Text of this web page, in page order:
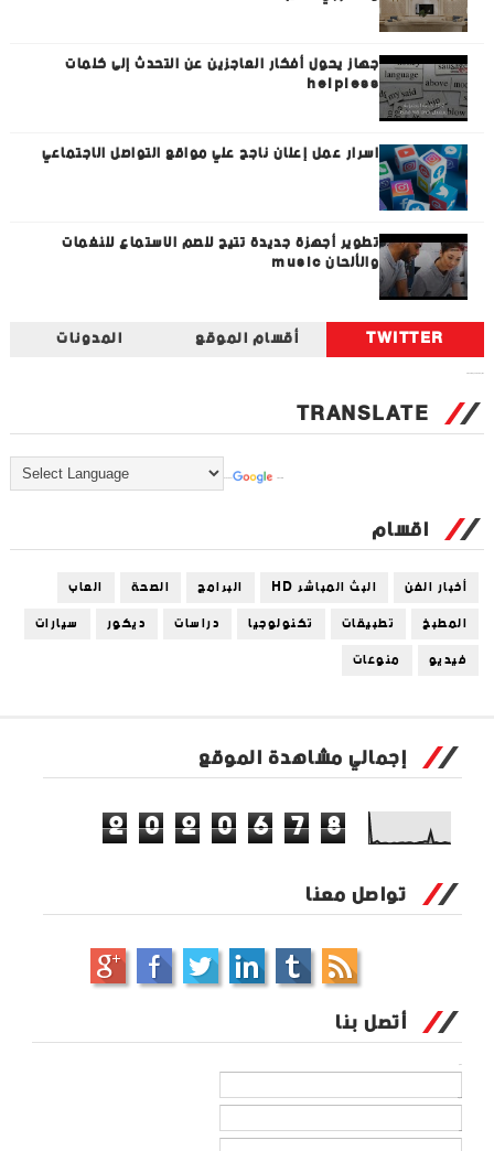
جهاز يحول أفكار العاجزين عن التحدث إلى كلمات
helpless
اسرار عمل إعلان ناجح علي مواقع التواصل الاجتماعي
تطوير أجهزة جديدة تتيح للصم الاستماع للنغمات
والألحان music
TWITTER أقسام الموقع المدونات
TRANSLATE
اقسام
أخبار الفن البث المباشر HD البرامج الصحة
العاب
المطبخ
تطبيقات تكنولوجيا دراسات ديكور
سيارات
فيديو
منوعات
إجمالي مشاهدة الموقع
2 0 2 0 6 7 8
تواصل معنا
أتصل بنا